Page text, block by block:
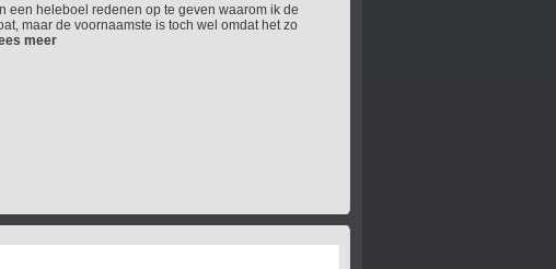
een heleboel redenen op te geven waarom ik de
maar de voornaamste is toch wel omdat het zo
meer